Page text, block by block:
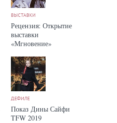
ВЫСТАВКИ
Рецензия: Открытие
выставки
«Мгновение»
ДЕФИЛЕ
Показ Дины Сайфи
TFW 2019